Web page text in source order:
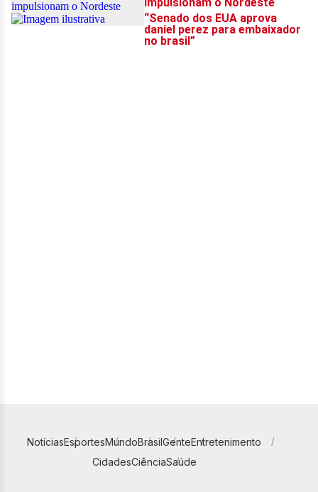
NotíciasEsportesMundoBrasilGenteEntretenimento
CidadesCiênciaSaúde